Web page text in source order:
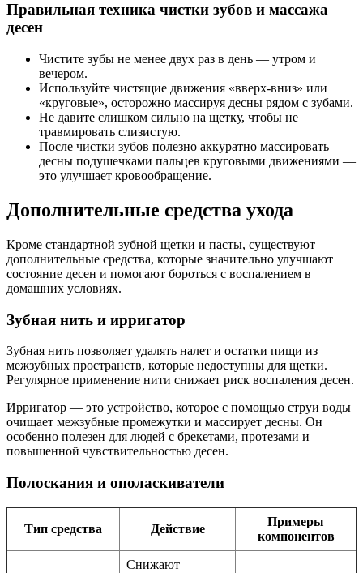
Правильная техника чистки зубов и массажа
десен
Чистите зубы не менее двух раз в день — утром и
вечером.
Используйте чистящие движения «вверх-вниз» или
«круговые», осторожно массируя десны рядом с зубами.
Не давите слишком сильно на щетку, чтобы не
травмировать слизистую.
После чистки зубов полезно аккуратно массировать
десны подушечками пальцев круговыми движениями —
это улучшает кровообращение.
Дополнительные средства ухода
Кроме стандартной зубной щетки и пасты, существуют
дополнительные средства, которые значительно улучшают
состояние десен и помогают бороться с воспалением в
домашних условиях.
Зубная нить и ирригатор
Зубная нить позволяет удалять налет и остатки пищи из
межзубных пространств, которые недоступны для щетки.
Регулярное применение нити снижает риск воспаления десен.
Ирригатор — это устройство, которое с помощью струи воды
очищает межзубные промежутки и массирует десны. Он
особенно полезен для людей с брекетами, протезами и
повышенной чувствительностью десен.
Полоскания и ополаскиватели
Тип средства Действие
Примеры
компонентов
Снижают